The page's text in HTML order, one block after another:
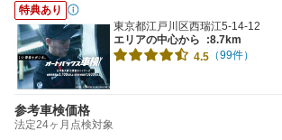
特典あり
東京都江戸川区西瑞江5-14-12
エリアの中心から
:8.7km
4.5 （99件）
参考車検価格
法定24ヶ月点検対象